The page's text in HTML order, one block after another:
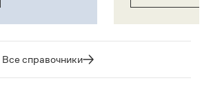
Все справочники